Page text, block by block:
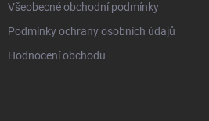
Všeobecné obchodní podmínky
Podmínky ochrany osobních údajů
Hodnocení obchodu